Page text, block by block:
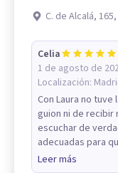
C. de Alcalá,
Celia
1 de agosto de
Localización:
Con Laura no
guion ni de
escuchar de
adecuadas para
Leer más